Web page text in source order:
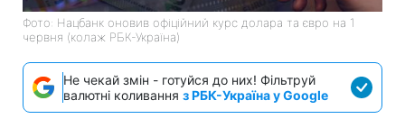
Фото: Нацбанк оновив офіційний курс долара та євро на 1
червня (колаж РБК-Україна)
Не чекай змін - готуйся до них! Фільтруй
валютні коливання з РБК-Україна у Google